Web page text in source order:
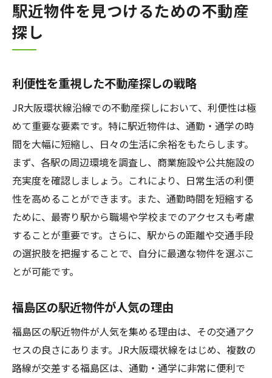
駅近物件を見つけるための不動産
探し
利便性を重視した不動産探しの戦略
JR大阪環状線沿線での不動産探しにおいて、利便性は極
めて重要な要素です。特に駅近物件は、通勤・通学の時
間を大幅に短縮し、日々の生活に余裕をもたらします。
まず、各駅の周辺環境を調査し、商業施設や公共施設の
充実度を確認しましょう。これにより、日常生活の利便
性を高めることができます。また、通勤時間を短縮する
ために、最寄り駅から職場や学校までのアクセスも考慮
することが重要です。さらに、駅からの距離や交通手段
の選択肢を把握することで、自分に最適な物件を選ぶこ
とが可能です。
福島区の駅近物件が人気の理由
福島区の駅近物件が人気を集める理由は、その交通アク
セスの良さにあります。JR大阪環状線をはじめ、複数の
路線が交差する福島区は、通勤・通学に非常に便利で